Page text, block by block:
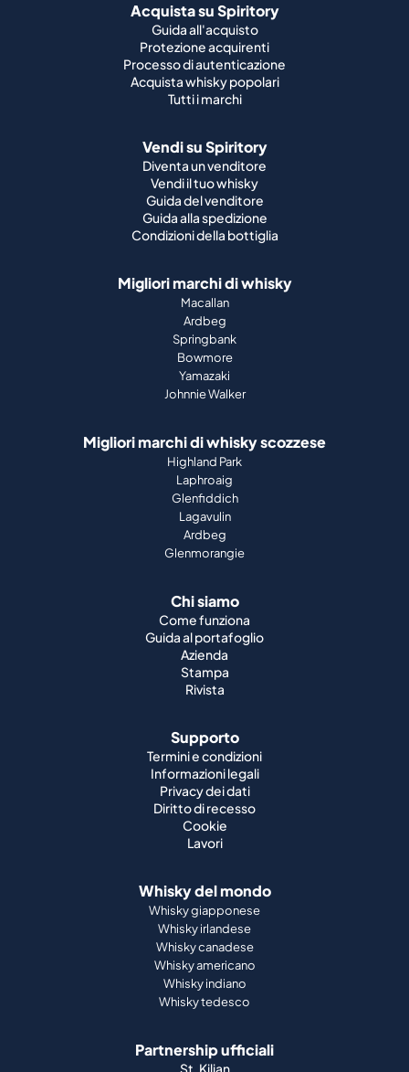
Acquista su Spiritory
Guida all'acquisto
Protezione acquirenti
Processo di autenticazione
Acquista whisky popolari
Tutti i marchi
Vendi su Spiritory
Diventa un venditore
Vendi il tuo whisky
Guida del venditore
Guida alla spedizione
Condizioni della bottiglia
Migliori marchi di whisky
Macallan
Ardbeg
Springbank
Bowmore
Yamazaki
Johnnie Walker
Migliori marchi di whisky scozzese
Highland Park
Laphroaig
Glenfiddich
Lagavulin
Ardbeg
Glenmorangie
Chi siamo
Come funziona
Guida al portafoglio
Azienda
Stampa
Rivista
Supporto
Termini e condizioni
Informazioni legali
Privacy dei dati
Diritto di recesso
Cookie
Lavori
Whisky del mondo
Whisky giapponese
Whisky irlandese
Whisky canadese
Whisky americano
Whisky indiano
Whisky tedesco
Partnership ufficiali
St. Kilian